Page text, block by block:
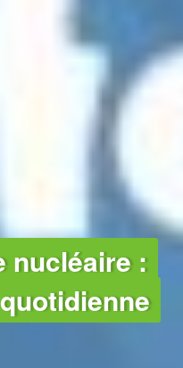
nucléaire :